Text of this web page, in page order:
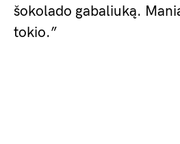
šokolado gabaliuką.
tokio.”